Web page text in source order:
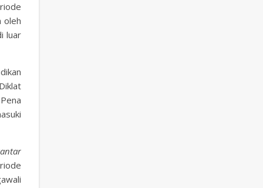
oleh
luar